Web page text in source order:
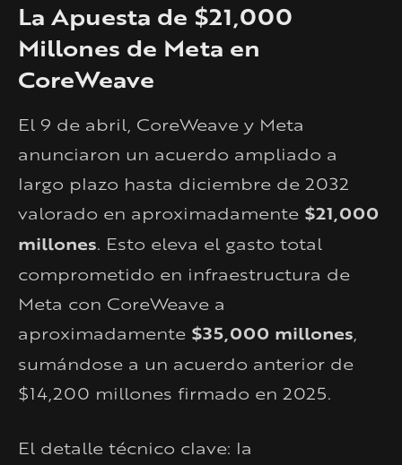
La Apuesta de $21,000
Millones de Meta en
CoreWeave
El 9 de abril, CoreWeave y Meta
anunciaron un acuerdo ampliado a
largo plazo hasta diciembre de 2032
valorado en aproximadamente $21,000
millones. Esto eleva el gasto total
comprometido en infraestructura de
Meta con CoreWeave a
aproximadamente $35,000 millones,
sumándose a un acuerdo anterior de
$14,200 millones firmado en 2025.
El detalle técnico clave: la